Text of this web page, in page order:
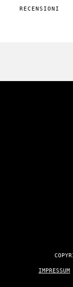
RECENSIONI
IMPRESSUM